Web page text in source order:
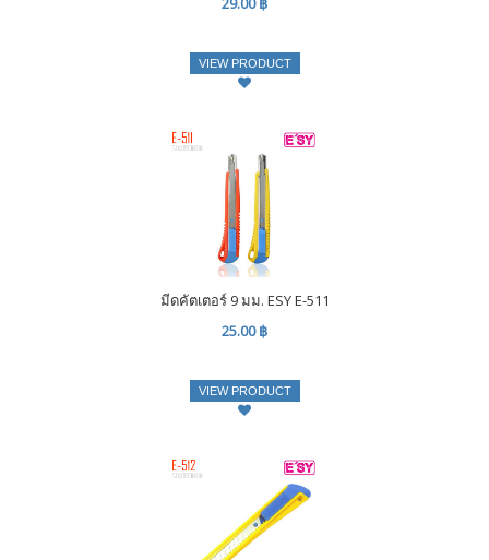
VIEW PRODUCT
มีดคัตเตอร์ 9 มม. ESY E-511
25.00 ฿
VIEW PRODUCT